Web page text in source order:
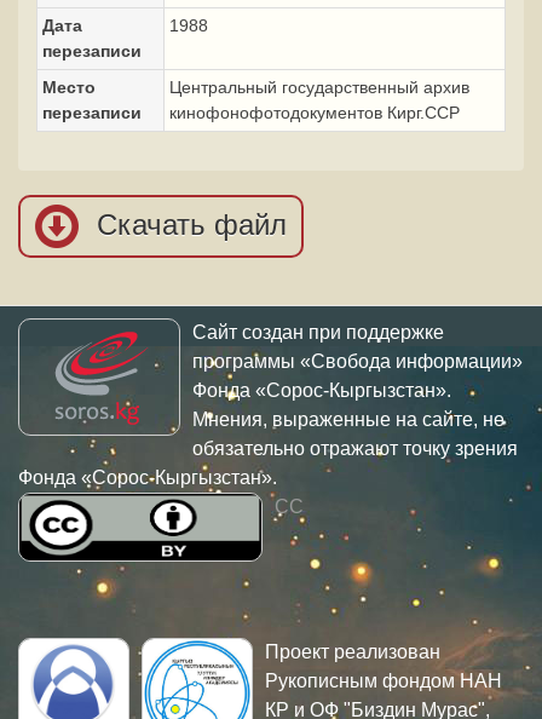
Дата
перезаписи
1988
Место
перезаписи
Центральный государственный архив
кинофонофотодокументов Кирг.ССР
Скачать файл
Сайт создан при поддержке
программы «Свобода информации»
Фонда «Сорос-Кыргызстан».
Мнения, выраженные на сайте, не
обязательно отражают точку зрения
Фонда «Сорос-Кыргызстан».
CC
Проект реализован
Рукописным фондом НАН
КР и ОФ "Биздин Мурас",